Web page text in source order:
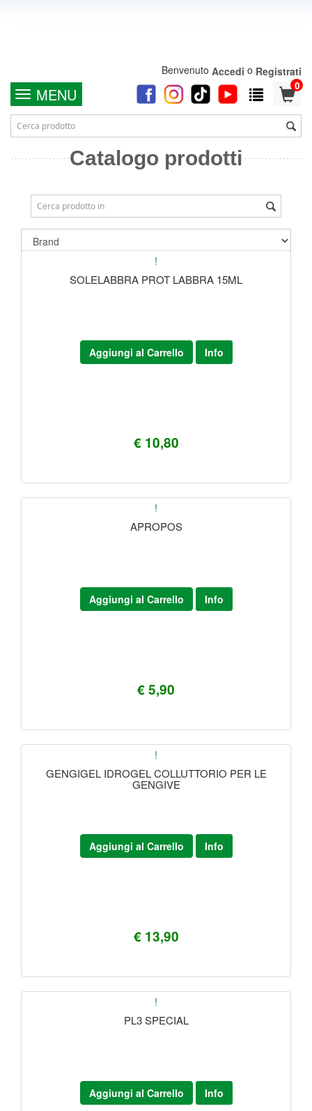
Benvenuto Accedi o Registrati
0
MENU
Catalogo prodotti
!
SOLELABBRA PROT LABBRA 15ML
€ 10,80
Aggiungi al Carrello Info
!
APROPOS
€ 5,90
Aggiungi al Carrello Info
!
GENGIGEL IDROGEL COLLUTTORIO PER LE
GENGIVE
€ 13,90
Aggiungi al Carrello Info
!
PL3 SPECIAL
Aggiungi al Carrello Info